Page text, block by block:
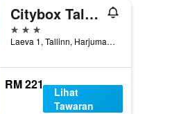
Citybox Tallinn City Center
3 bintang
Laeva 1, Tallinn, Harjumaa, Estonia
RM 221
Lihat
Tawaran